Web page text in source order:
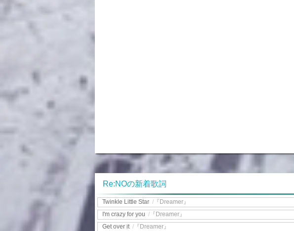
Re:NOの新着歌詞
Twinkle Little Star / 『Dreamer』
I'm crazy for you / 『Dreamer』
Get over it / 『Dreamer』